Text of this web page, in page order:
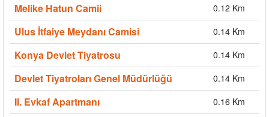
Melike Hatun Camii 0.12 Km
Ulus İtfaiye Meydanı Camisi 0.14 Km
Konya Devlet Tiyatrosu 0.14 Km
Devlet Tiyatroları Genel Müdürlüğü 0.14 Km
II. Evkaf Apartmanı 0.16 Km